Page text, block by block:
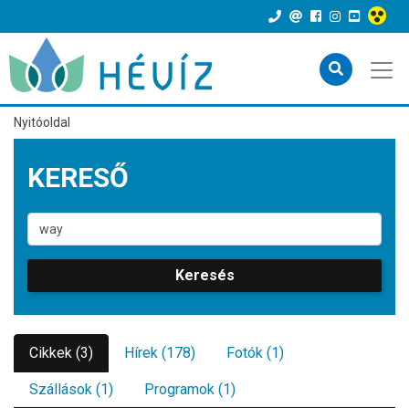
Nyitóoldal
KERESŐ
Keresés
Cikkek (3) Hírek (178) Fotók (1)
Szállások (1) Programok (1)